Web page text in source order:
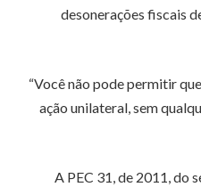
desonerações fiscais
“Você não pode permitir
ação unilateral, sem
A PEC 31, de 2011, do